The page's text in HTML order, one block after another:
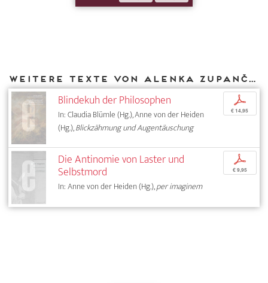
Weitere Texte von Alenka Zupančič bei DIAPHANES
Blindekuh der Philosophen
In: Claudia Blümle (Hg.), Anne von der Heiden
(Hg.),Blickzähmung und Augentäuschung
p
€ 14,95
Die Antinomie von Laster und
Selbstmord
In: Anne von der Heiden (Hg.),per imaginem
p
€ 9,95